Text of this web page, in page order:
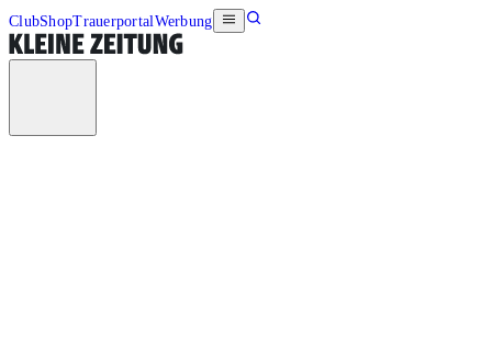
ClubShopTrauerportalWerbung